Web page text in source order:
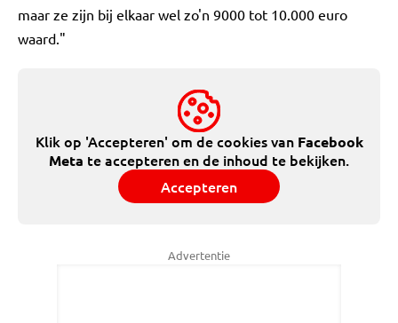
maar ze zijn bij elkaar wel zo'n 9000 tot 10.000 euro
waard."
Klik op 'Accepteren' om de cookies van Facebook
Meta te accepteren en de inhoud te bekijken.
Accepteren
Advertentie